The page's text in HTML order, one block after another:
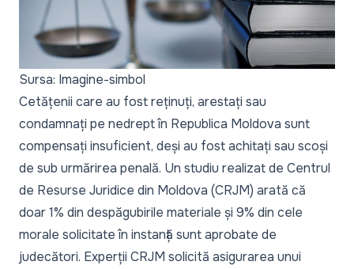
Sursa: Imagine-simbol
Cetățenii care au fost reținuți, arestați sau
condamnați pe nedrept în Republica Moldova sunt
compensați insuficient, deși au fost achitați sau scoși
de sub urmărirea penală. Un studiu realizat de Centrul
de Resurse Juridice din Moldova (CRJM) arată că
doar 1% din despăgubirile materiale și 9% din cele
morale solicitate în instanță sunt aprobate de
judecători. Experții CRJM solicită asigurarea unui